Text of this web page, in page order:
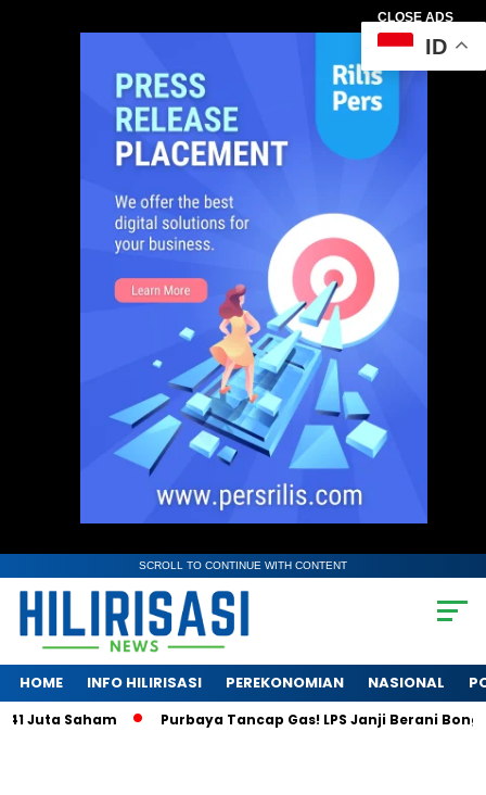
CLOSE ADS
SCROLL TO CONTINUE WITH CONTENT
HOME INFO HILIRISASI PEREKONOMIAN NASIONAL
Saham Purbaya Tancap Gas! LPS Janji Berani Bongkar
ID